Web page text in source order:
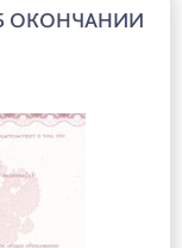
ОКОНЧАНИИ